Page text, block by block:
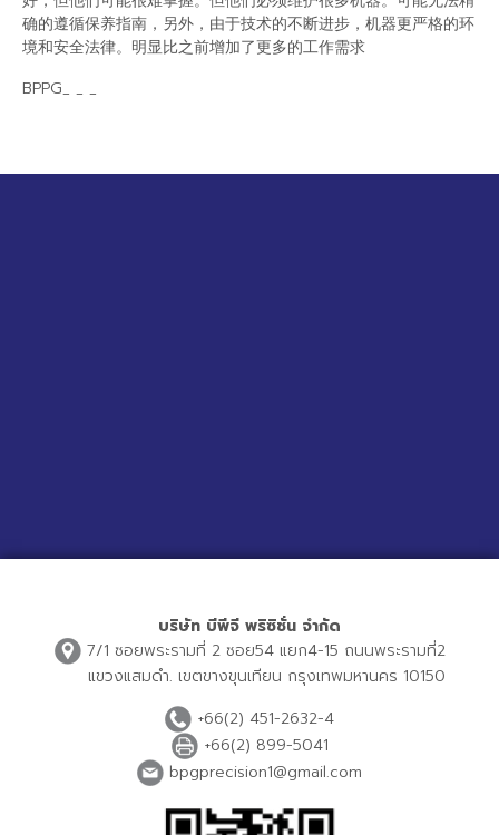
确的遵循保养指南，另外，由于技术的不断进步 ，机器更严格的环
境和安全法律。 明显比之前增加了更多的工作需求
BPPG_ _ _
บริษัท บีพีจี พริซิชั่น จำกัด
7/1 ซอยพระรามที่ 2 ซอย54 แยก4-15 ถนนพระรามที่2
แขวงแสมดำ. เขตขางขุนเทียน กรุงเทพมหานคร 10150
+66(2) 451-2632-4
+66(2) 899-5041
bpgprecision1@gmail.com